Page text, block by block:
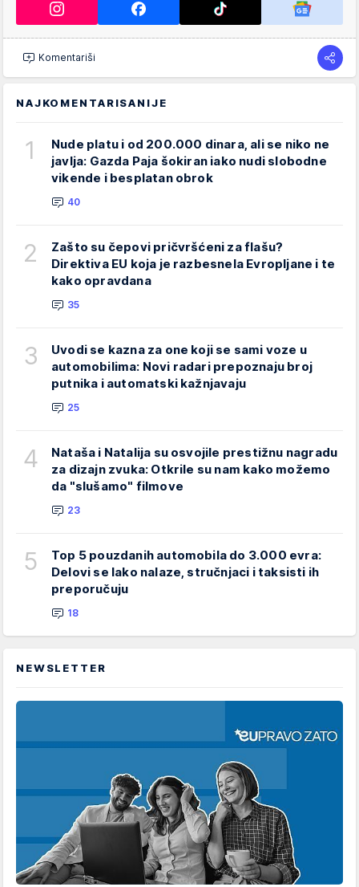
Komentariši
NAJKOMENTARISANIJE
1
Nude platu i od 200.000 dinara, ali se niko ne
javlja: Gazda Paja šokiran iako nudi slobodne
vikende i besplatan obrok
40
2
Zašto su čepovi pričvršćeni za flašu?
Direktiva EU koja je razbesnela Evropljane i te
kako opravdana
35
3
Uvodi se kazna za one koji se sami voze u
automobilima: Novi radari prepoznaju broj
putnika i automatski kažnjavaju
25
4
Nataša i Natalija su osvojile prestižnu nagradu
za dizajn zvuka: Otkrile su nam kako možemo
da "slušamo" filmove
23
5
Top 5 pouzdanih automobila do 3.000 evra:
Delovi se lako nalaze, stručnjaci i taksisti ih
preporučuju
18
NEWSLETTER